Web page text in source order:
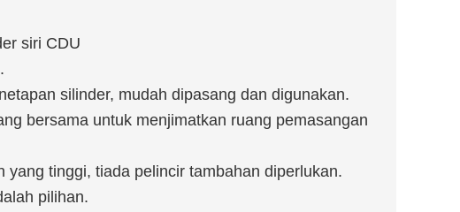
siri CDU
silinder, mudah dipasang dan digunakan.
bersama untuk menjimatkan ruang pemasangan
yang tinggi, tiada pelincir tambahan diperlukan.
pilihan.